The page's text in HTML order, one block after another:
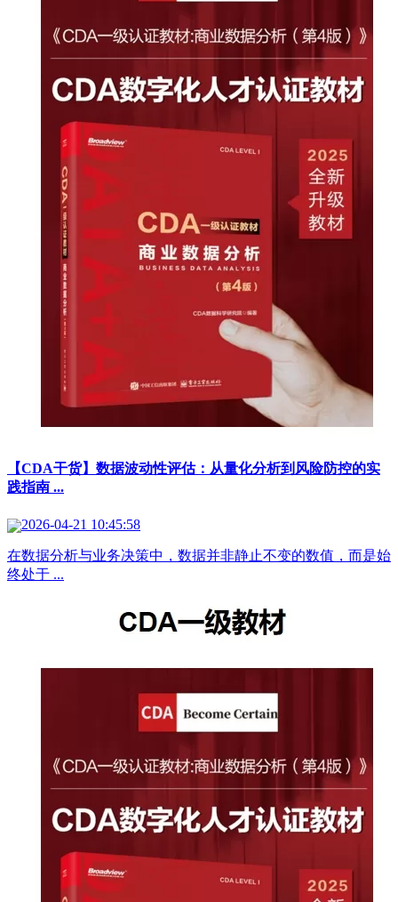
【CDA干货】数据波动性评估：从量化分析到风险防控的实
践指南 ...
2026-04-21 10:45:58
在数据分析与业务决策中，数据并非静止不变的数值，而是始
终处于 ...